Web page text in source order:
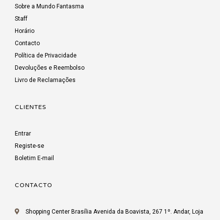
Sobre a Mundo Fantasma
Staff
Horário
Contacto
Política de Privacidade
Devoluções e Reembolso
Livro de Reclamações
CLIENTES
Entrar
Registe-se
Boletim E-mail
CONTACTO
Shopping Center Brasília Avenida da Boavista, 267 1º. Andar, Loja